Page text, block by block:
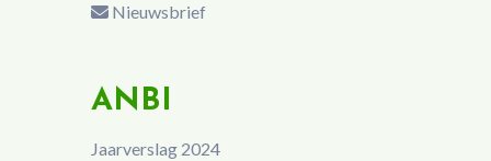
Nieuwsbrief
ANBI
Jaarverslag 2024